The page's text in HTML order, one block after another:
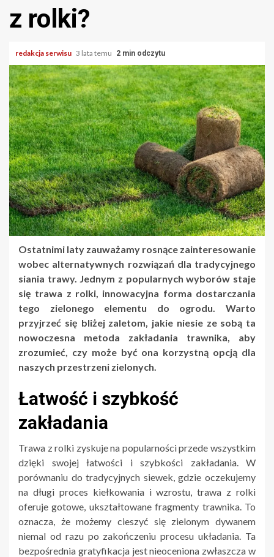
z rolki?
redakcja serwisu 3 lata temu 2 min odczytu
Ostatnimi laty zauważamy rosnące zainteresowanie
wobec alternatywnych rozwiązań dla tradycyjnego
siania trawy. Jednym z popularnych wyborów staje
się trawa z rolki, innowacyjna forma dostarczania
tego zielonego elementu do ogrodu. Warto
przyjrzeć się bliżej zaletom, jakie niesie ze sobą ta
nowoczesna metoda zakładania trawnika, aby
zrozumieć, czy może być ona korzystną opcją dla
naszych przestrzeni zielonych.
Łatwość i szybkość
zakładania
Trawa z rolki zyskuje na popularności przede wszystkim
dzięki swojej łatwości i szybkości zakładania. W
porównaniu do tradycyjnych siewek, gdzie oczekujemy
na długi proces kiełkowania i wzrostu, trawa z rolki
oferuje gotowe, ukształtowane fragmenty trawnika. To
oznacza, że możemy cieszyć się zielonym dywanem
niemal od razu po zakończeniu procesu układania. Ta
bezpośrednia gratyfikacja jest nieoceniona zwłaszcza w